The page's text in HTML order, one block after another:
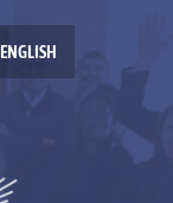
ENGLISH